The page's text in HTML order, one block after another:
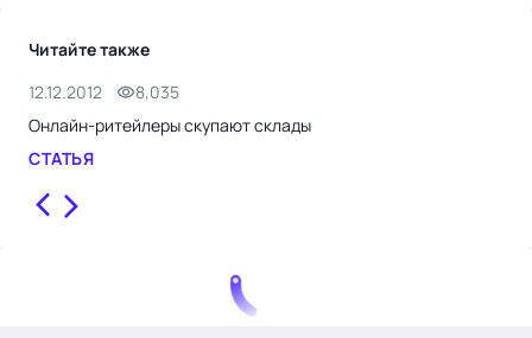
Читайте также
12.12.2012
8,035
Онлайн-ритейлеры скупают склады
СТАТЬЯ